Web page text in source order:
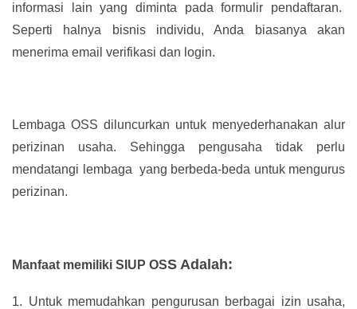
informasi lain yang diminta pada formulir pendaftaran.
Seperti halnya bisnis individu, Anda biasanya akan
menerima email verifikasi dan login.
Lembaga OSS diluncurkan untuk menyederhanakan alur
perizinan usaha. Sehingga pengusaha tidak perlu
mendatangi lembaga yang berbeda-beda untuk mengurus
perizinan.
Manfaat memiliki SIUP OSS Adalah:
1. Untuk memudahkan pengurusan berbagai izin usaha,